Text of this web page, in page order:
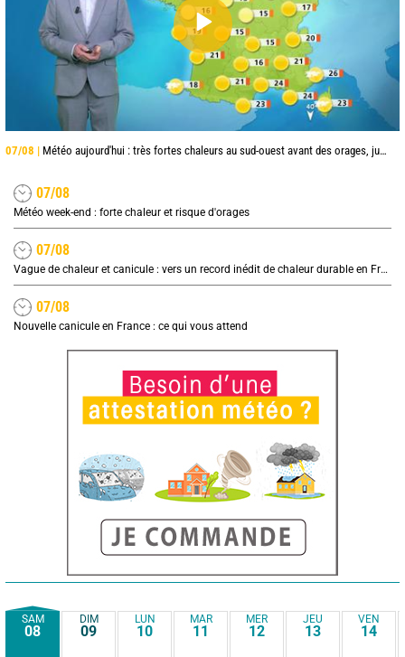
07/08 | Météo aujourd'hui : très fortes chaleurs au sud-ouest avant des orages, jusqu'à 39°C
07/08
Météo week-end : forte chaleur et risque d'orages
07/08
Vague de chaleur et canicule : vers un record inédit de chaleur durable en France
07/08
Nouvelle canicule en France : ce qui vous attend
SAM
08
DIM
09
LUN
10
MAR
11
MER
12
JEU
13
VEN
14